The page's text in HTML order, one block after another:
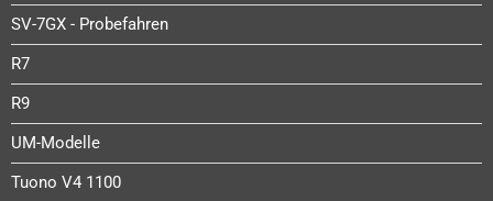
SV-7GX - Probefahren
R7
R9
UM-Modelle
Tuono V4 1100